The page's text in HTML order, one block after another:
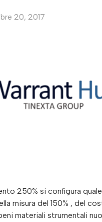
20, 2017
250% si configura quale
misura del 150% , del
materiali strumentali